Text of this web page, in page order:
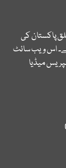
پاکستان کی
اس ویب سائٹ
میڈیا